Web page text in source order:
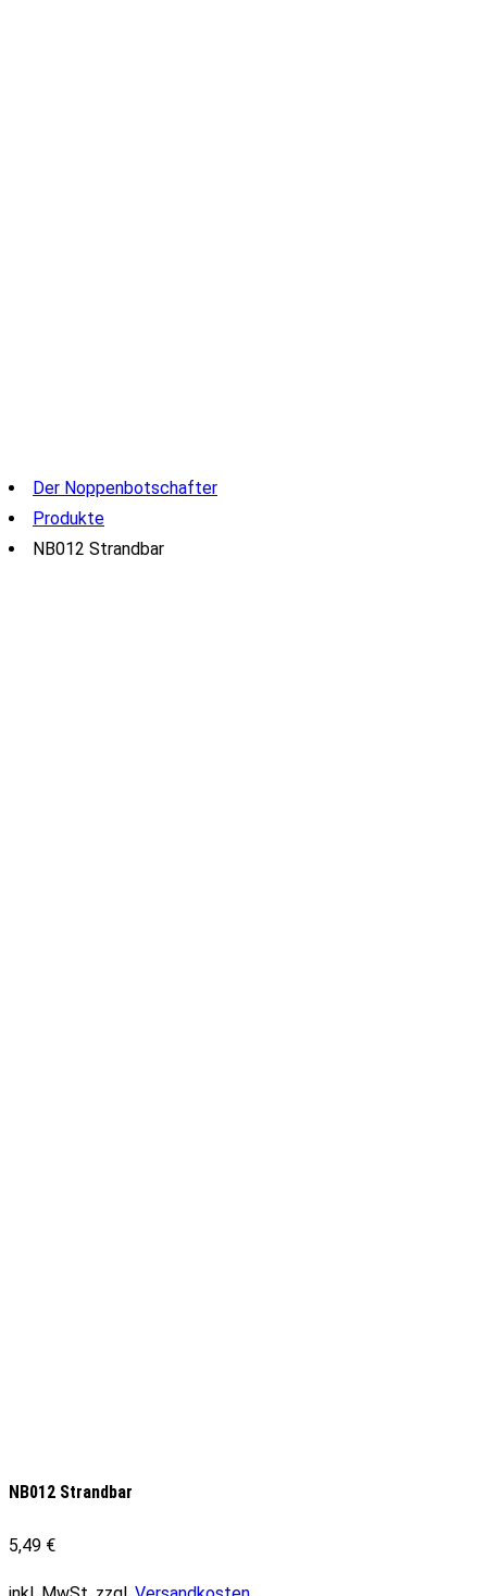
Der Noppenbotschafter
Produkte
NB012 Strandbar
NB012 Strandbar
5,49 €